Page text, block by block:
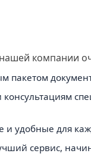
компании
и удобные для
сервис,